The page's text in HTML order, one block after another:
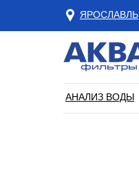
ЯРОСЛАВЛЬ
АНАЛИЗ ВОДЫ